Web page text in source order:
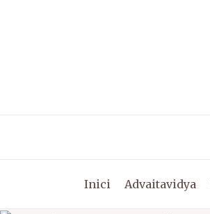
Inici Advaitavidya